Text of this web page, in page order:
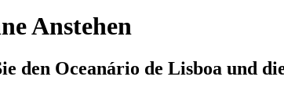
Anstehen
den Oceanário de Lisboa und